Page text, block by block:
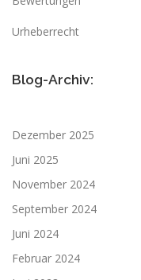
Urheberrecht
Blog-Archiv:
Dezember 2025
Juni 2025
November 2024
September 2024
Juni 2024
Februar 2024